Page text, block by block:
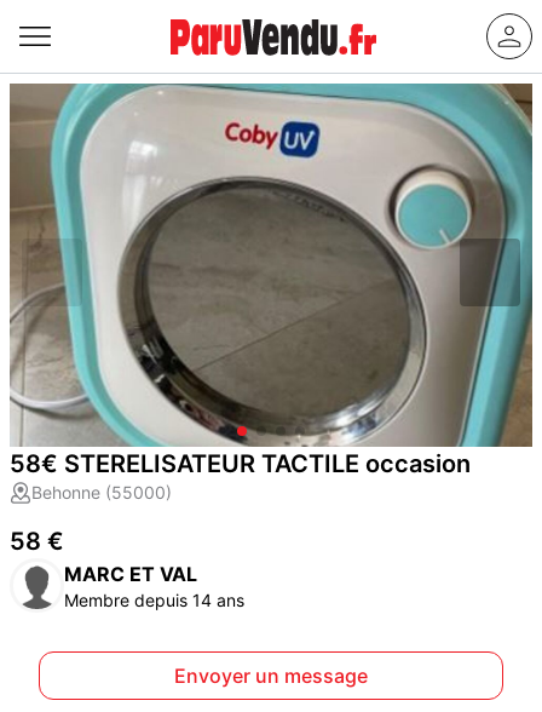
58€ STERELISATEUR TACTILE occasion
Behonne (55000)
58 €
MARC ET VAL
Membre depuis 14 ans
Envoyer un message